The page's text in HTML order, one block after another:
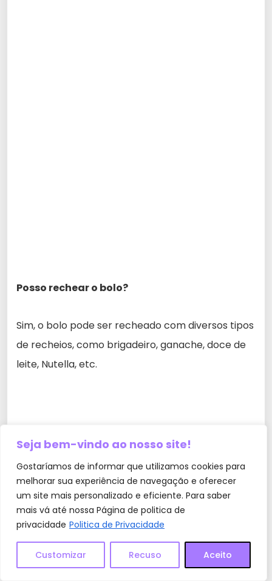
Seja bem-vindo ao nosso site!
Gostaríamos de informar que utilizamos cookies para
melhorar sua experiência de navegação e oferecer
um site mais personalizado e eficiente. Para saber
mais vá até nossa Página de politica de
privacidade Politica de Privacidade
Customizar Recuso Aceito
Posso rechear o bolo?
Sim, o bolo pode ser recheado com diversos tipos
de recheios, como brigadeiro, ganache, doce de
leite, Nutella, etc.